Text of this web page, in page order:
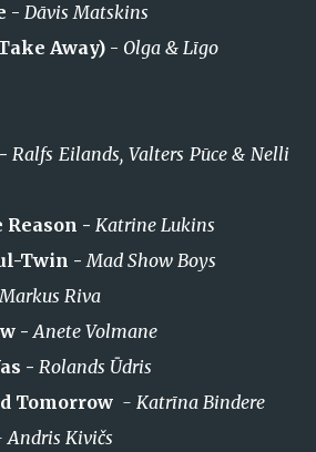
- Dāvis Matskins
Away) - Olga & Līgo
-Ralfs Eilands, Valters Pūce & Nelli
Reason - Katrine Lukins
Twin -Mad Show Boys
Markus Riva
-Anete Volmane
- Rolands Ūdris
Tomorrow - Katrīna Bindere
Andris Kivičs